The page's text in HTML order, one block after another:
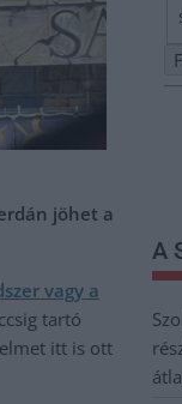
jöhet a
vagy a
tartó
itt is ott
A